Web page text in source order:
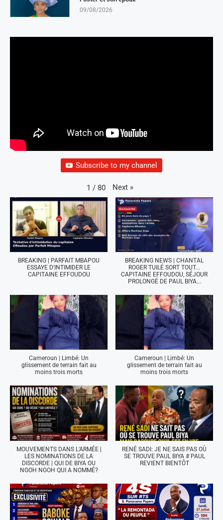
09/08/2026
Subscribe to my channel
1 / 80 Next »
BREAKING | PARFAIT MBAPOU
ESSAYE D'INTIMIDER LE
CAPITAINE EFFOUDOU
BREAKING NEWS | CHANTAL
ROGER TUILÉ SORT TOUT...
CAPITAINE EFFOUDOU, SÉJOUR
PROLONGÉ DE PAUL BIYA...
Cameroun | Limbé: Un
glissement de terrain fait au
moins trois morts
Cameroun | Limbé: Un
glissement de terrain fait au
moins trois morts
MOUVEMENTS DANS L'ARMÉE |
LES NOMINATIONS DE LA
DISCORDE | QUI DE BIYA OU
NGOH NGOH QUI A NOMMÉ?
RENÉ SADI: JE NE SAIS PAS OÙ
SE TROUVE PAUL BIYA # PAUL
REVIENT BIENTÔT